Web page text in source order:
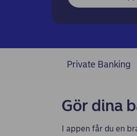
Private Banking
Gör dina
I appen får du en